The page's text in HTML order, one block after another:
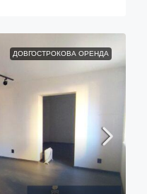
ДОВГОСТРОКОВА ОРЕНДА